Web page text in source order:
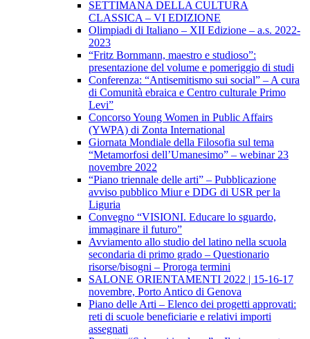
SETTIMANA DELLA CULTURA
CLASSICA – VI EDIZIONE
Olimpiadi di Italiano – XII Edizione – a.s. 2022-
2023
“Fritz Bornmann, maestro e studioso”:
presentazione del volume e pomeriggio di studi
Conferenza: “Antisemitismo sui social” – A cura
di Comunità ebraica e Centro culturale Primo
Levi”
Concorso Young Women in Public Affairs
(YWPA) di Zonta International
Giornata Mondiale della Filosofia sul tema
“Metamorfosi dell’Umanesimo” – webinar 23
novembre 2022
“Piano triennale delle arti” – Pubblicazione
avviso pubblico Miur e DDG di USR per la
Liguria
Convegno “VISIONI. Educare lo sguardo,
immaginare il futuro”
Avviamento allo studio del latino nella scuola
secondaria di primo grado – Questionario
risorse/bisogni – Proroga termini
SALONE ORIENTAMENTI 2022 | 15-16-17
novembre, Porto Antico di Genova
Piano delle Arti – Elenco dei progetti approvati:
reti di scuole beneficiarie e relativi importi
assegnati